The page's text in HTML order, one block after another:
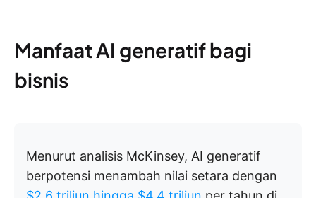
Manfaat AI generatif bagi
bisnis
Menurut analisis McKinsey, AI generatif
berpotensi menambah nilai setara dengan